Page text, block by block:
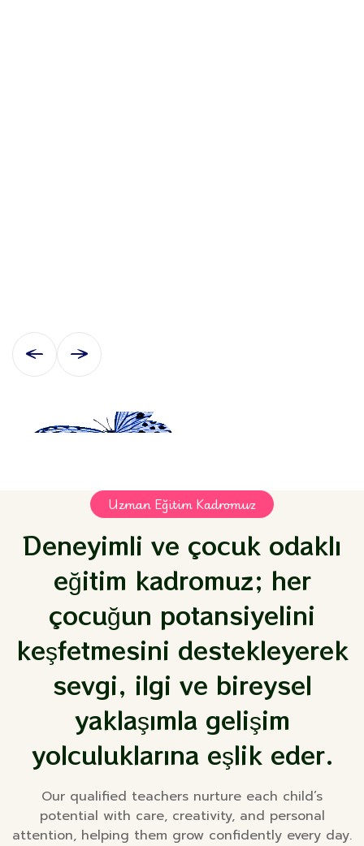
Deneyimli ve çocuk odaklı
eğitim kadromuz; her
çocuğun potansiyelini
keşfetmesini destekleyerek
sevgi, ilgi ve bireysel
yaklaşımla gelişim
yolculuklarına eşlik eder.
Uzman Eğitim Kadromuz
Our qualified teachers nurture each child’s
potential with care, creativity, and personal
attention, helping them grow confidently every day.